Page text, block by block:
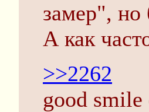
замер", но
А как
>>2262
good smile